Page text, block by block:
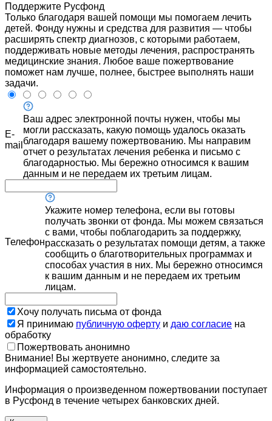
Поддержите Русфонд
Только благодаря вашей помощи мы помогаем лечить
детей. Фонду нужны и средства для развития — чтобы
расширять спектр диагнозов, с которыми работаем,
поддерживать новые методы лечения, распространять
медицинские знания. Любое ваше пожертвование
поможет нам лучше, полнее, быстрее выполнять наши
задачи.
E-
mail
Ваш адрес электронной почты нужен, чтобы мы
могли рассказать, какую помощь удалось оказать
благодаря вашему пожертвованию. Мы направим
отчет о результатах лечения ребенка и письмо с
благодарностью. Мы бережно относимся к вашим
данным и не передаем их третьим лицам.
Телефон
Укажите номер телефона, если вы готовы
получать звонки от фонда. Мы можем связаться
с вами, чтобы поблагодарить за поддержку,
рассказать о результатах помощи детям, а также
сообщить о благотворительных программах и
способах участия в них. Мы бережно относимся
к вашим данным и не передаем их третьим
лицам.
Хочу получать письма от фонда
Я принимаю публичную оферту и даю согласие на
обработку
Пожертвовать анонимно
Внимание! Вы жертвуете анонимно, следите за
информацией самостоятельно.
Информация о произведенном пожертвовании поступает
в Русфонд в течение четырех банковских дней.